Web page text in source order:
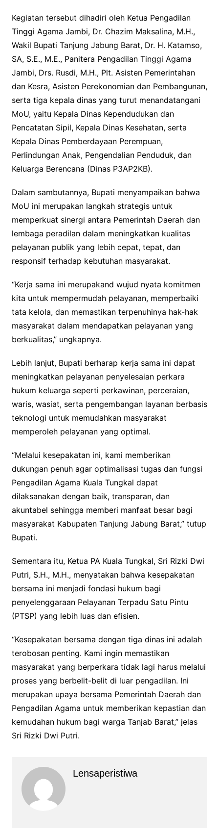
Kegiatan tersebut dihadiri oleh Ketua Pengadilan
Tinggi Agama Jambi, Dr. Chazim Maksalina, M.H.,
Wakil Bupati Tanjung Jabung Barat, Dr. H. Katamso,
SA, S.E., M.E., Panitera Pengadilan Tinggi Agama
Jambi, Drs. Rusdi, M.H., Plt. Asisten Pemerintahan
dan Kesra, Asisten Perekonomian dan Pembangunan,
serta tiga kepala dinas yang turut menandatangani
MoU, yaitu Kepala Dinas Kependudukan dan
Pencatatan Sipil, Kepala Dinas Kesehatan, serta
Kepala Dinas Pemberdayaan Perempuan,
Perlindungan Anak, Pengendalian Penduduk, dan
Keluarga Berencana (Dinas P3AP2KB).
Dalam sambutannya, Bupati menyampaikan bahwa
MoU ini merupakan langkah strategis untuk
memperkuat sinergi antara Pemerintah Daerah dan
lembaga peradilan dalam meningkatkan kualitas
pelayanan publik yang lebih cepat, tepat, dan
responsif terhadap kebutuhan masyarakat.
“Kerja sama ini merupakand wujud nyata komitmen
kita untuk mempermudah pelayanan, memperbaiki
tata kelola, dan memastikan terpenuhinya hak-hak
masyarakat dalam mendapatkan pelayanan yang
berkualitas,” ungkapnya.
Lebih lanjut, Bupati berharap kerja sama ini dapat
meningkatkan pelayanan penyelesaian perkara
hukum keluarga seperti perkawinan, perceraian,
waris, wasiat, serta pengembangan layanan berbasis
teknologi untuk memudahkan masyarakat
memperoleh pelayanan yang optimal.
“Melalui kesepakatan ini, kami memberikan
dukungan penuh agar optimalisasi tugas dan fungsi
Pengadilan Agama Kuala Tungkal dapat
dilaksanakan dengan baik, transparan, dan
akuntabel sehingga memberi manfaat besar bagi
masyarakat Kabupaten Tanjung Jabung Barat,” tutup
Bupati.
Sementara itu, Ketua PA Kuala Tungkal, Sri Rizki Dwi
Putri, S.H., M.H., menyatakan bahwa kesepakatan
bersama ini menjadi fondasi hukum bagi
penyelenggaraan Pelayanan Terpadu Satu Pintu
(PTSP) yang lebih luas dan efisien.
“Kesepakatan bersama dengan tiga dinas ini adalah
terobosan penting. Kami ingin memastikan
masyarakat yang berperkara tidak lagi harus melalui
proses yang berbelit-belit di luar pengadilan. Ini
merupakan upaya bersama Pemerintah Daerah dan
Pengadilan Agama untuk memberikan kepastian dan
kemudahan hukum bagi warga Tanjab Barat,” jelas
Sri Rizki Dwi Putri.
Lensaperistiwa